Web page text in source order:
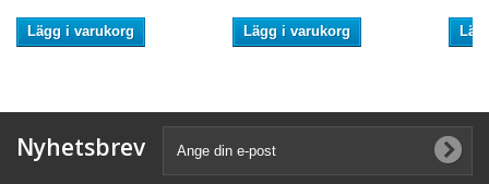
Lägg i varukorg Lägg i varukorg
Nyhetsbrev